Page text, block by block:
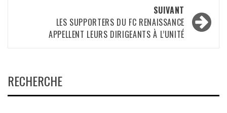
SUIVANT
LES SUPPORTERS DU FC RENAISSANCE
APPELLENT LEURS DIRIGEANTS À L’UNITÉ
RECHERCHE